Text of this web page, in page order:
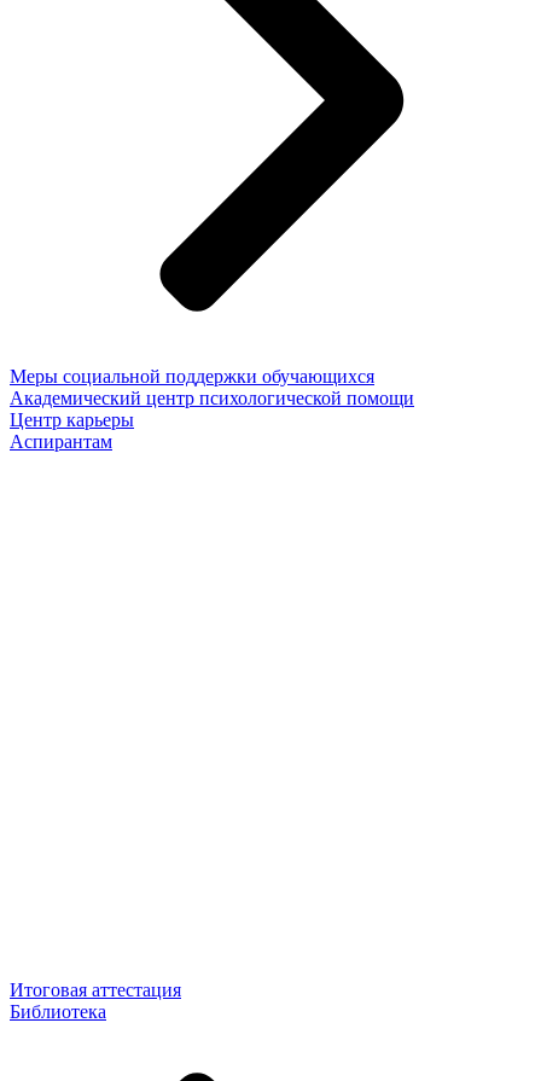
Меры социальной поддержки обучающихся
Академический центр психологической помощи
Центр карьеры
Аспирантам
Итоговая аттестация
Библиотека